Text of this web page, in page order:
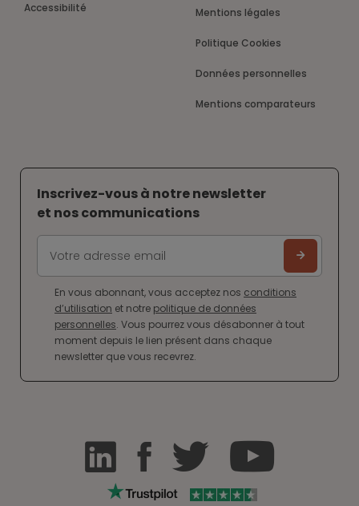
Accessibilité Mentions légales
Politique Cookies
Données personnelles
Mentions comparateurs
Inscrivez-vous à notre newsletter
et nos communications
En vous abonnant, vous acceptez nos conditions
d’utilisation et notre politique de données
personnelles. Vous pourrez vous désabonner à tout
moment depuis le lien présent dans chaque
newsletter que vous recevrez.